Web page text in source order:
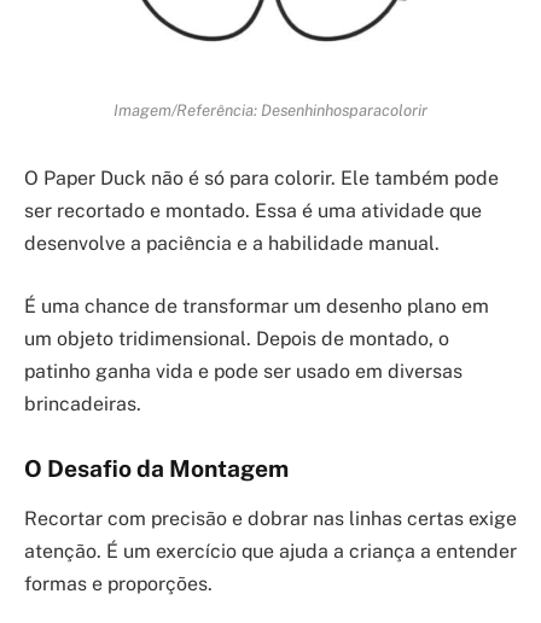
Imagem/Referência: Desenhinhosparacolorir
O Paper Duck não é só para colorir. Ele também pode
ser recortado e montado. Essa é uma atividade que
desenvolve a paciência e a habilidade manual.
É uma chance de transformar um desenho plano em
um objeto tridimensional. Depois de montado, o
patinho ganha vida e pode ser usado em diversas
brincadeiras.
O Desafio da Montagem
Recortar com precisão e dobrar nas linhas certas exige
atenção. É um exercício que ajuda a criança a entender
formas e proporções.